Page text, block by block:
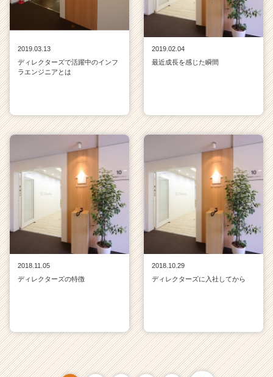
2019.03.13
ディレクターズで活躍中のインフ
ラエンジニアとは
2019.02.04
最近成長を感じた瞬間
2018.11.05
ディレクターズの特徴
2018.10.29
ディレクターズに入社してから